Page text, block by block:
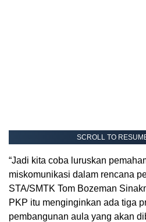
SCROLL TO
“Jadi kita coba luruskan
miskomunikasi dalam rencana
STA/SMTK Tom Bozeman
PKP itu menginginkan ada tiga
pembangunan aula yang akan